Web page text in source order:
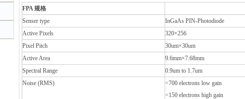
FPA 规格
Senser type
InGaAs PIN-Photodiode
Active Pixels
320×256
Pixel Pitch
30um×30um
Active Area
9.6mm×7.68mm
Spectral Range
0.9um to 1.7um
Noise (RMS)
<700 electrons low gain
<150 electrons high gain